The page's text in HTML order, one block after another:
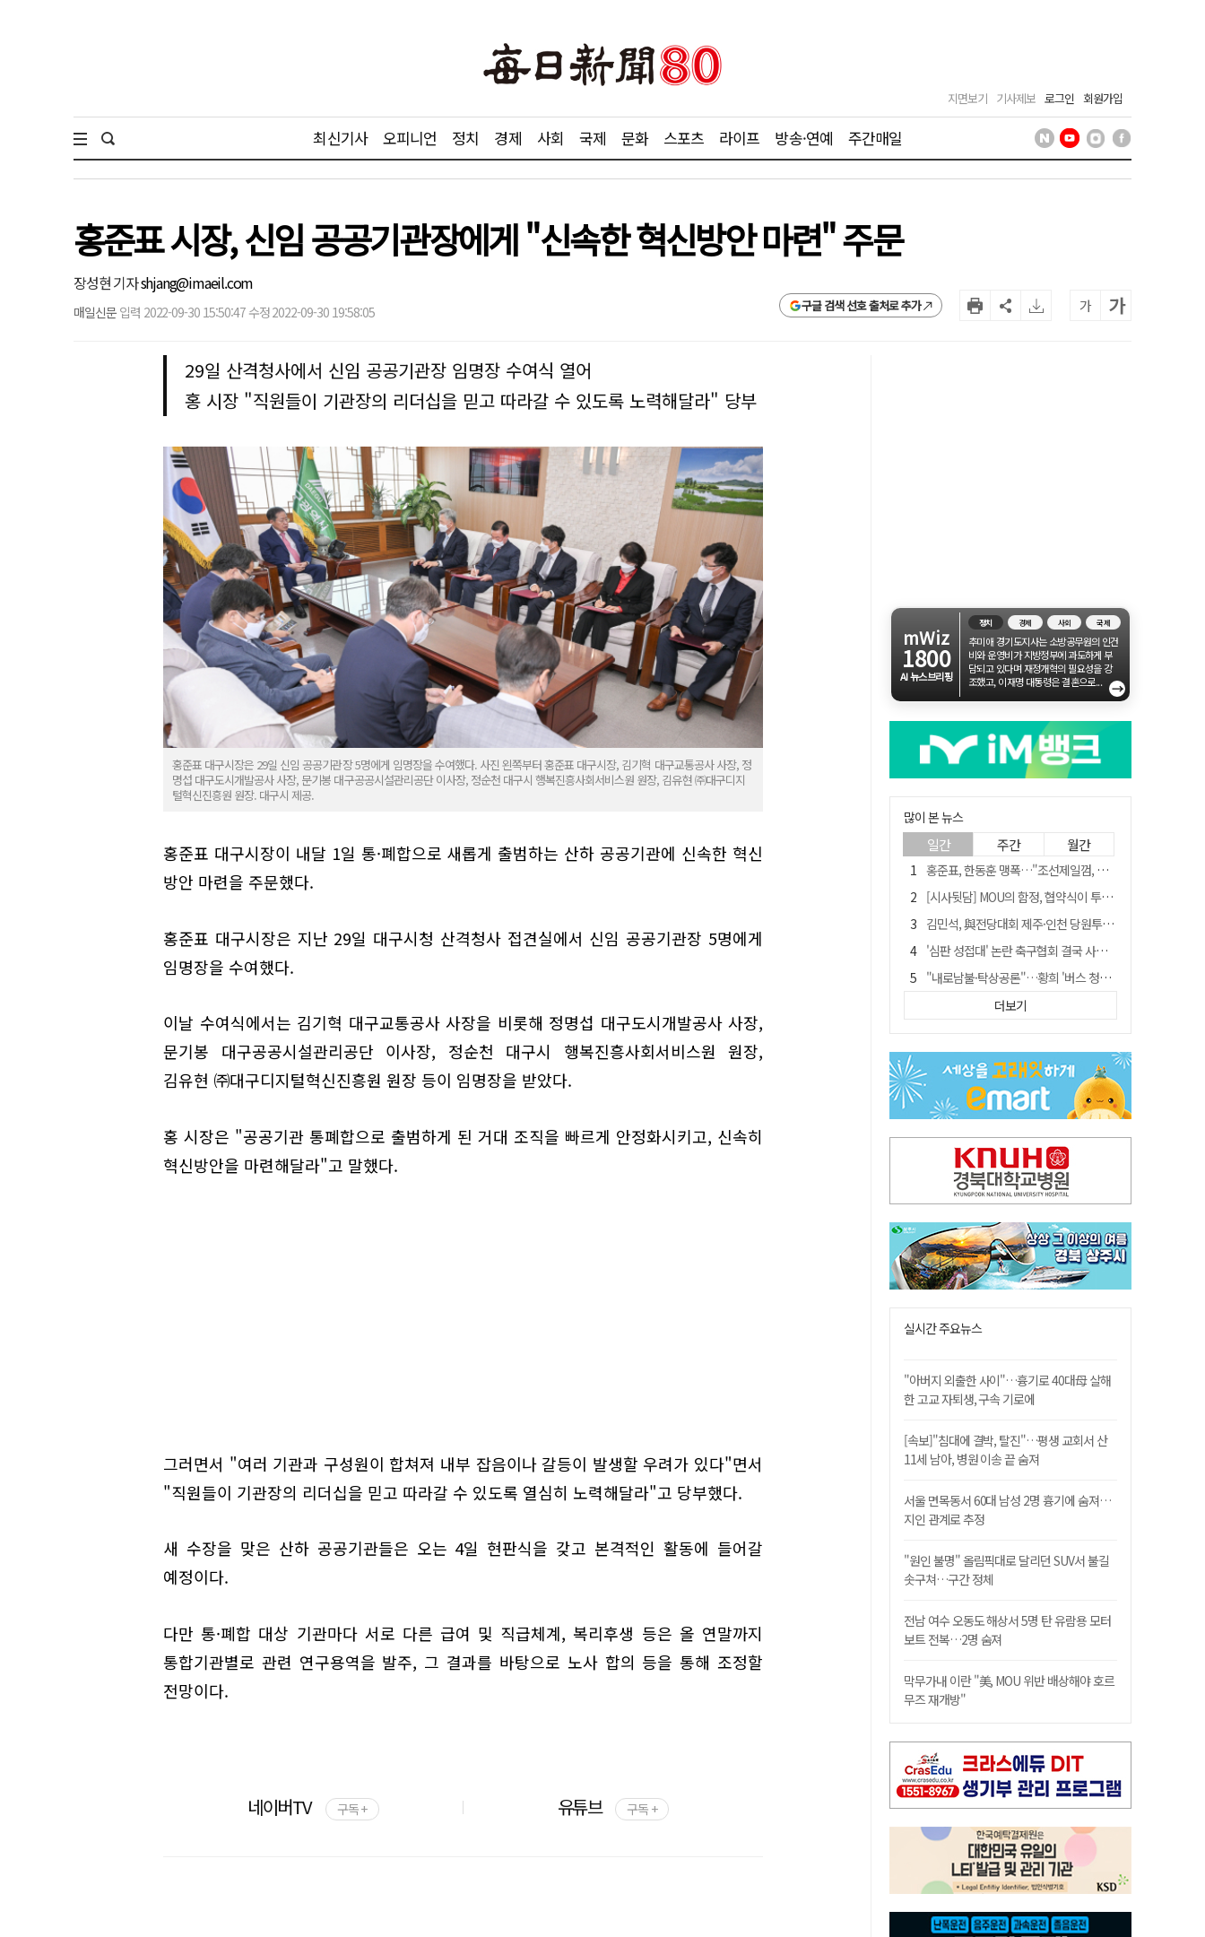
지면보기 기사제보 로그인 회원가입
최신기사 오피니언 정치 경제 사회 국제 문화 스포츠 라이프 방송·연예 주간매일
홍준표 시장, 신임 공공기관장에게 "신속한 혁신방안 마련" 주문
장성현 기자shjang@imaeil.com
매일신문 입력 2022-09-30 15:50:47 수정 2022-09-30 19:58:05 구글 검색 선호 출처로 추가 가 가
29일 산격청사에서 신임 공공기관장 임명장 수여식 열어
홍 시장 "직원들이 기관장의 리더십을 믿고 따라갈 수 있도록 노력해달라" 당부
홍준표 대구시장은 29일 신임 공공기관장 5명에게 임명장을 수여했다. 사진 왼쪽부터 홍준표 대구시장, 김기혁 대구교통공사 사장, 정
명섭 대구도시개발공사 사장, 문기봉 대구공공시설관리공단 이사장, 정순천 대구시 행복진흥사회서비스원 원장, 김유현 ㈜대구디지
털혁신진흥원 원장. 대구시 제공.
홍준표 대구시장이 내달 1일 통·폐합으로 새롭게 출범하는 산하 공공기관에 신속한 혁신
방안 마련을 주문했다.
홍준표 대구시장은 지난 29일 대구시청 산격청사 접견실에서 신임 공공기관장 5명에게
임명장을 수여했다.
이날 수여식에서는 김기혁 대구교통공사 사장을 비롯해 정명섭 대구도시개발공사 사장,
문기봉 대구공공시설관리공단 이사장, 정순천 대구시 행복진흥사회서비스원 원장,
김유현 ㈜대구디지털혁신진흥원 원장 등이 임명장을 받았다.
홍 시장은 "공공기관 통폐합으로 출범하게 된 거대 조직을 빠르게 안정화시키고, 신속히
혁신방안을 마련해달라"고 말했다.
그러면서 "여러 기관과 구성원이 합쳐져 내부 잡음이나 갈등이 발생할 우려가 있다"면서
"직원들이 기관장의 리더십을 믿고 따라갈 수 있도록 열심히 노력해달라"고 당부했다.
새 수장을 맞은 산하 공공기관들은 오는 4일 현판식을 갖고 본격적인 활동에 들어갈
예정이다.
다만 통·폐합 대상 기관마다 서로 다른 급여 및 직급체계, 복리후생 등은 올 연말까지
통합기관별로 관련 연구용역을 발주, 그 결과를 바탕으로 노사 합의 등을 통해 조정할
전망이다.
네이버TV 구독 + 유튜브 구독 +
mWiz
1800
AI 뉴스브리핑
정치 경제 사회 국제
추미애 경기도지사는 소방공무원의 인건
비와 운영비가 지방정부에 과도하게 부
담되고 있다며 재정개혁의 필요성을 강
조했고, 이재명 대통령은 결혼으로...
→
많이 본 뉴스
일간 주간 월간
홍준표, 한동훈 맹폭…"조선제일껌, 권력에 살고 권력에 죽었다"
[시사뒷담] MOU의 함정, 협약식이 투자 확정은 아니긴 해
김민석, 與전당대회 제주·인천 당원투표서 승리…누적 득표는 '초박빙'
'심판 성접대' 논란 축구협회 결국 사과…"깊이 반성, 쇄신하겠다"
"내로남불·탁상공론"…황희 '버스 청년주택' 제안에 與 내부서도 쓴소리
"경로당 통장에 비밀번호가 적혀 있다"…전국 돌며 경로당 13곳 턴 30대 구속
예안향교 대성전, '국가지정 보물로 지정'
휠체어 환자 발로 밀어 숨지게 한 70대 간병인…2심도 집행유예
박권현 청도군수, 국무총리에 "청도 물 공급 최대 3만t 늘려달라"
더보기
실시간 주요뉴스
"아버지 외출한 사이"…흉기로 40대母 살해
한 고교 자퇴생, 구속 기로에
[속보]"침대에 결박, 탈진"…평생 교회서 산
11세 남아, 병원 이송 끝 숨져
서울 면목동서 60대 남성 2명 흉기에 숨져…
지인 관계로 추정
"원인 불명" 올림픽대로 달리던 SUV서 불길
솟구쳐…구간 정체
전남 여수 오동도 해상서 5명 탄 유람용 모터
보트 전복…2명 숨져
막무가내 이란 "美, MOU 위반 배상해야 호르
무즈 재개방"